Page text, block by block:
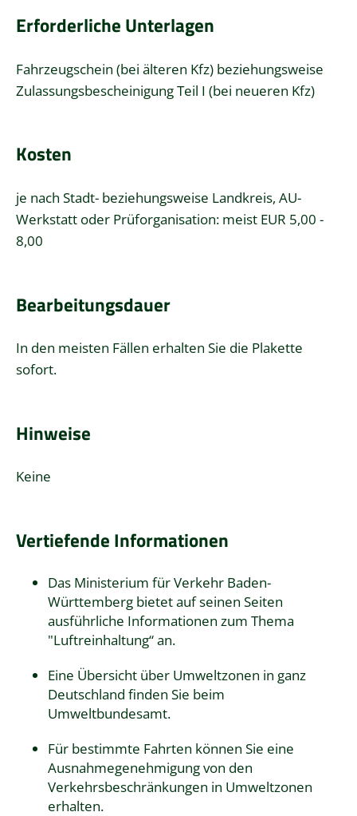
Erforderliche Unterlagen
Fahrzeugschein (bei älteren Kfz) beziehungsweise
Zulassungsbescheinigung Teil I (bei neueren Kfz)
Kosten
je nach Stadt- beziehungsweise Landkreis, AU-
Werkstatt oder Prüforganisation: meist EUR 5,00 -
8,00
Bearbeitungsdauer
In den meisten Fällen erhalten Sie die Plakette
sofort.
Hinweise
Keine
Vertiefende Informationen
Das Ministerium für Verkehr Baden-
Württemberg bietet auf seinen Seiten
ausführliche Informationen zum Thema
"Luftreinhaltung“ an.
Eine Übersicht über Umweltzonen in ganz
Deutschland finden Sie beim
Umweltbundesamt.
Für bestimmte Fahrten können Sie eine
Ausnahmegenehmigung von den
Verkehrsbeschränkungen in Umweltzonen
erhalten.